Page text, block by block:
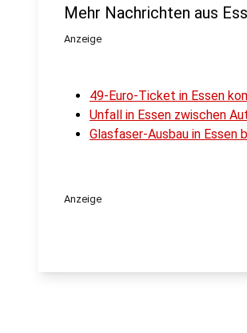
Mehr Nachrichten aus
Anzeige
49-Euro-Ticket in Essen
Unfall in Essen zwischen
Glasfaser-Ausbau in
Anzeige